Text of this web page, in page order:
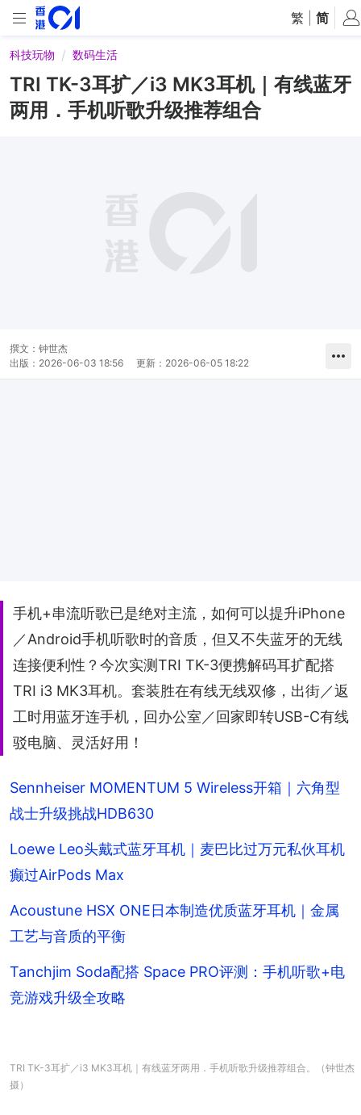
繁 简
科技玩物 数码生活
TRI TK-3耳扩／i3 MK3耳机｜有线蓝牙
两用．手机听歌升级推荐组合
撰文： 钟世杰
出版： 2026-06-03 18:56 更新： 2026-06-05 18:22
手机+串流听歌已是绝对主流，如何可以提升iPhone
／Android手机听歌时的音质，但又不失蓝牙的无线
连接便利性？今次实测TRI TK-3便携解码耳扩配搭
TRI i3 MK3耳机。套装胜在有线无线双修，出街／返
工时用蓝牙连手机，回办公室／回家即转USB-C有线
驳电脑、灵活好用！
Sennheiser MOMENTUM 5 Wireless开箱｜六角型
战士升级挑战HDB630
Loewe Leo头戴式蓝牙耳机｜麦巴比过万元私伙耳机
癫过AirPods Max
Acoustune HSX ONE日本制造优质蓝牙耳机｜金属
工艺与音质的平衡
Tanchjim Soda配搭 Space PRO评测：手机听歌+电
竞游戏升级全攻略
TRI TK-3耳扩／i3 MK3耳机｜有线蓝牙两用．手机听歌升级推荐组合。（钟世杰
摄）